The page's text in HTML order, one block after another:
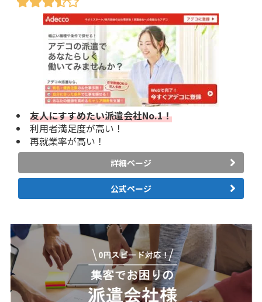
友人にすすめたい派遣会社No.1！
利用者満足度が高い！
再就業率が高い！
詳細ページ
公式ページ